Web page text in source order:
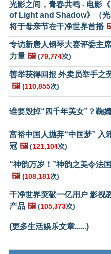
光影之间，青春共鸣 - 电影
of Light and Shadow》（光
将于母亲节在干净世界首播
专访新唐人钢琴大赛评委主
力量 🖼️ (79,774次)
善举获得回报 外卖员举手之
🖼️ (110,855次)
谁要毁掉“四千年美女”？鞠
富裕中国人抛弃“中国梦” 入
冠 🖼️ (121,104次)
“神韵万岁！”神韵之美令法
🖼️ (108,181次)
干净世界突破一亿用户 影视
产品 🖼️ (105,873次)
(更多生活娱乐文章......)